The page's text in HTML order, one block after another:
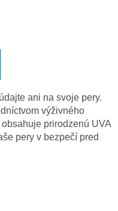
ani na svoje pery.
výživného
prirodzenú UVA
pery v bezpečí pred